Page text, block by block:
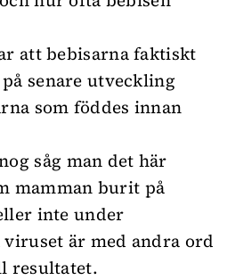
att bebisarna faktiskt
senare utveckling
som föddes innan
såg man det här
mamman burit på
inte under
är med andra ord
resultatet.